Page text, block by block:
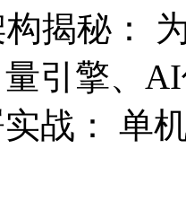
揭秘：
引擎、
战： 单